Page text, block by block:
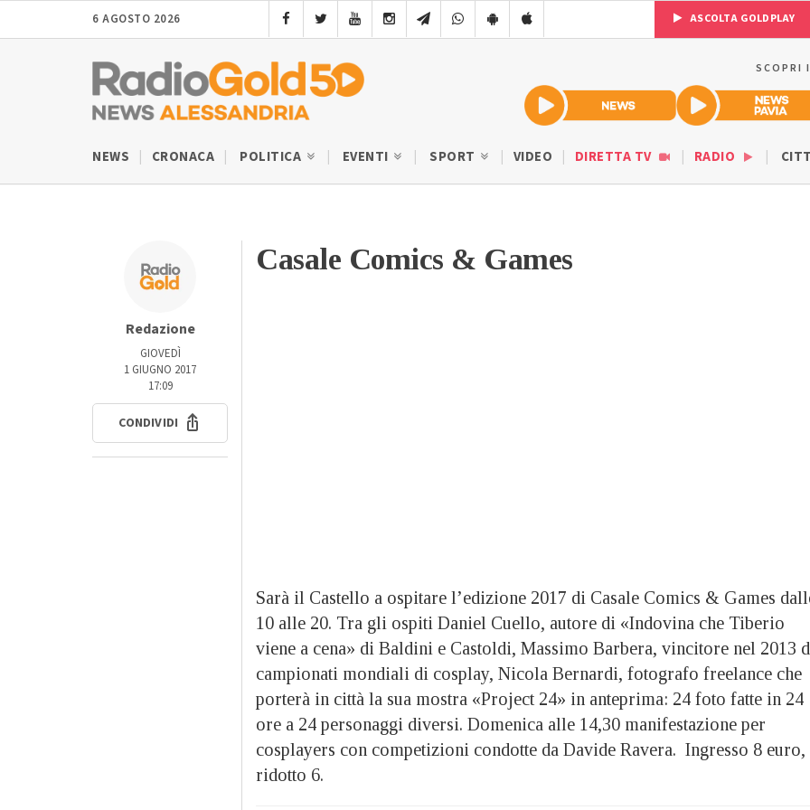
6 AGOSTO 2026 ASCOLTA GOLDPLAY
SCOPRI
NEWS CRONACA POLITICA EVENTI SPORT VIDEO DIRETTA TV RADIO
Redazione
GIOVEDÌ
1 GIUGNO 2017
17:09
CONDIVIDI
Casale Comics & Games
Sarà il Castello a ospitare l’edizione 2017 di Casale Comics & Games
10 alle 20. Tra gli ospiti Daniel Cuello, autore di «Indovina che Tiberio
viene a cena» di Baldini e Castoldi, Massimo Barbera, vincitore nel 2013
campionati mondiali di cosplay, Nicola Bernardi, fotografo freelance che
porterà in città la sua mostra «Project 24» in anteprima: 24 foto fatte in 24
ore a 24 personaggi diversi. Domenica alle 14,30 manifestazione per
cosplayers con competizioni condotte da Davide Ravera. Ingresso 8 euro,
ridotto 6.